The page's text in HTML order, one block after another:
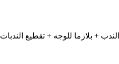
+ بلازما للوجه + تقطيع الندبات